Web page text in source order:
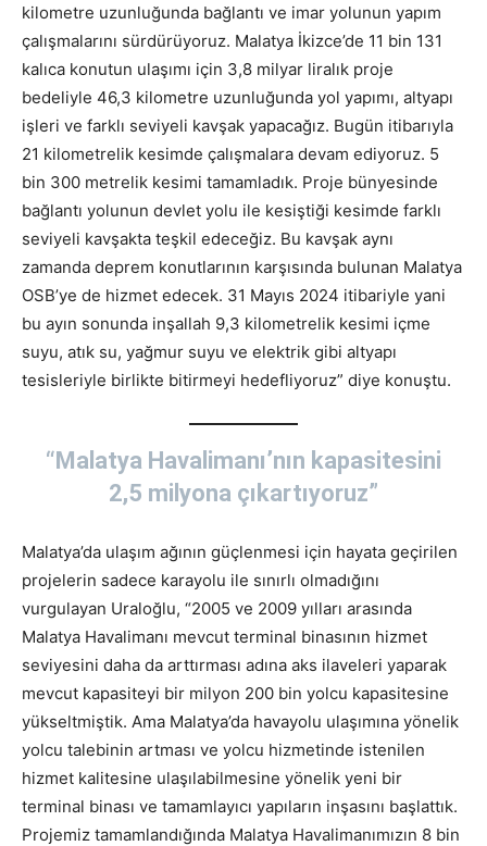
kilometre uzunluğunda bağlantı ve imar yolunun yapım
çalışmalarını sürdürüyoruz. Malatya İkizce’de 11 bin 131
kalıca konutun ulaşımı için 3,8 milyar liralık proje
bedeliyle 46,3 kilometre uzunluğunda yol yapımı, altyapı
işleri ve farklı seviyeli kavşak yapacağız. Bugün itibarıyla
21 kilometrelik kesimde çalışmalara devam ediyoruz. 5
bin 300 metrelik kesimi tamamladık. Proje bünyesinde
bağlantı yolunun devlet yolu ile kesiştiği kesimde farklı
seviyeli kavşakta teşkil edeceğiz. Bu kavşak aynı
zamanda deprem konutlarının karşısında bulunan Malatya
OSB’ye de hizmet edecek. 31 Mayıs 2024 itibariyle yani
bu ayın sonunda inşallah 9,3 kilometrelik kesimi içme
suyu, atık su, yağmur suyu ve elektrik gibi altyapı
tesisleriyle birlikte bitirmeyi hedefliyoruz” diye konuştu.
“Malatya Havalimanı’nın kapasitesini
2,5 milyona çıkartıyoruz”
Malatya’da ulaşım ağının güçlenmesi için hayata geçirilen
projelerin sadece karayolu ile sınırlı olmadığını
vurgulayan Uraloğlu, “2005 ve 2009 yılları arasında
Malatya Havalimanı mevcut terminal binasının hizmet
seviyesini daha da arttırması adına aks ilaveleri yaparak
mevcut kapasiteyi bir milyon 200 bin yolcu kapasitesine
yükseltmiştik. Ama Malatya’da havayolu ulaşımına yönelik
yolcu talebinin artması ve yolcu hizmetinde istenilen
hizmet kalitesine ulaşılabilmesine yönelik yeni bir
terminal binası ve tamamlayıcı yapıların inşasını başlattık.
Projemiz tamamlandığında Malatya Havalimanımızın 8 bin